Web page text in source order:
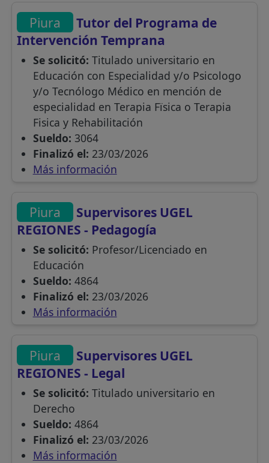
Piura
Tutor del Programa de
Intervención Temprana
Se solicitó: Titulado universitario en
Educación con Especialidad y/o Psicologo
y/o Tecnólogo Médico en mención de
especialidad en Terapia Fïsica o Terapia
Fisica y Rehabilitación
Sueldo: 3064
Finalizó el: 23/03/2026
Más información
Piura
Supervisores UGEL
REGIONES - Pedagogía
Se solicitó: Profesor/Licenciado en
Educación
Sueldo: 4864
Finalizó el: 23/03/2026
Más información
Piura
Supervisores UGEL
REGIONES - Legal
Se solicitó: Titulado universitario en
Derecho
Sueldo: 4864
Finalizó el: 23/03/2026
Más información